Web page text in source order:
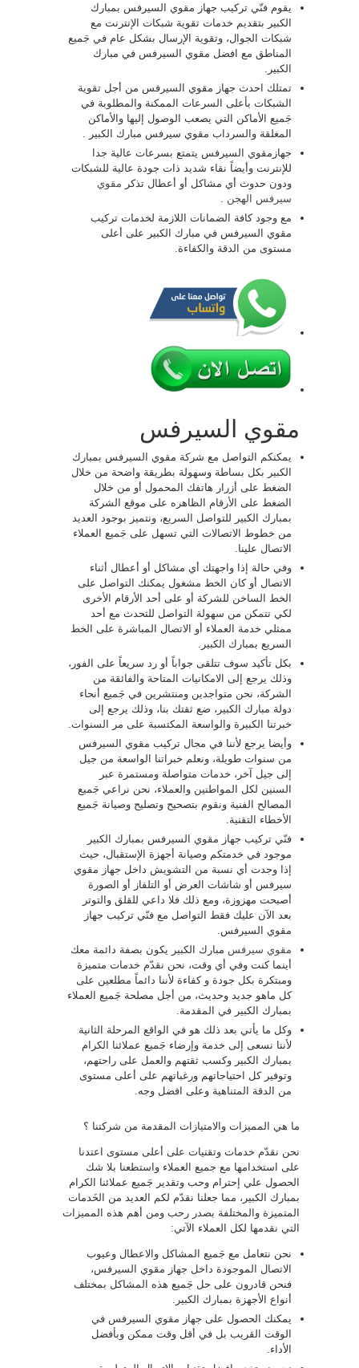
يقوم فنّي تركيب جهاز مقوي السيرفس بمبارك
الكبير بتقديم خدمات تقوية شبكات الإنترنت مع
شبكات الجوال، وتقوية الإرسال بشكل عام في جَميع
المناطق مع افضل مقوي السيرفس في مبارك
الكبير.
تمتلك احدث جهاز مقوي السيرفس من أجل تقوية
الشبكات بأعلى السرعات الممكنة والمطلوبة في
جَميع الأماكن التي يصعب الوصول إليها والأماكن
المغلقة والسرداب مقوي سيرفس مبارك الكبير .
جهازمقوي السيرفس يتمتع بسرعات عالية جدا
للإنترنت وأيضاً نقاء شديد ذات جودة عالية للشبكات
ودون حدوث أي مشاكل أو أعطال تذكر مقوي
سيرفس الهجن
مع وجود كافة الضمانات اللازمة لخدمات تركيب
مقوي السيرفس في مبارك الكبير على أعلى
مستوى من الدقة والكفاءة.
مقوي السيرفس
يمكنكم التواصل مع شركة مقوي السيرفس بمبارك
الكبير بكل بساطة وسهولة بطريقة واضحة من خلال
الضغط على أزرار هاتفك المحمول أو من خلال
الضغط على الأرقام الظاهره على موقع الشركة
بمبارك الكبير للتواصل السريع، ونتميز بوجود العديد
من خطوط الاتصالات التي تسهل على جَميع العملاء
الاتصال علينا.
وفي حالة إذا واجهتك أي مشاكل أو أعطال أثناء
الاتصال أو كان الخط مشغول يمكنك التواصل على
الخط الساخن للشركة أو على أحد الأرقام الأخرى
لكي تتمكن من سهولة التواصل للتحدث مع أحد
ممثلي خدمة العملاء أو الاتصال المباشرة على الخط
السريع بمبارك الكبير.
بكل تأكيد سوف تتلقى جواباً أو رد سريعاً على الفور،
وذلك يرجع إلى الامكانيات المتاحة والفائقة من
الشركة، نحن متواجدين ومنتشرين في جَميع أنحاء
دولة مبارك الكبير، ضع ثقتك بنا، وذلك يرجع إلى
خبرتنا الكبيرة والواسعة المكتسبة على مر السنوات.
وأيضا يرجع لأننا في مجال تركيب مقوي السيرفس
من سنوات طويلة، ونعلم خبراتنا الواسعة من جيل
إلى جيل آخر، خدمات متواصلة ومستمرة عبر
السنين لكل المواطنين والعملاء، نحن نراعي جَميع
المصالح الفنية ونقوم بتصحيح وتصليح وصيانة جَميع
الأخطاء التقنية.
فنّي تركيب جهاز مقوي السيرفس بمبارك الكبير
موجود في خدمتكم وصيانة أجهزة الإستقبال، حيث
إذا وجدت أي نسبة من التشويش داخل جهاز مقوي
سيرفس أو شاشات العرض أو التلفاز أو الصورة
أصبحت مهزوزة، ومع ذلك فلا داعي للقلق والتوتر
بعد الآن عليك فقط التواصل مع فنّي تركيب جهاز
مقوي السيرفس.
مقوي سيرفس مبارك الكبير يكون بصفة دائمة معك
أينما كنت وفي أي وقت، نحن نقدّم خدمات متميزة
ومبتكرة بكل جودة و كفاءة لأننا دائماً مطلعين على
كل ماهو جديد وحديث، من أجل مصلحة جَميع العملاء
بمبارك الكبير في المقدمة.
وكل ما يأتي بعد ذلك هو في الواقع المرحلة الثانية
لأننا نسعى إلى خدمة وإرضاء جَميع عملائنا الكرام
بمبارك الكبير وكسب ثقتهم والعمل على راحتهم،
وتوفير كل احتياجاتهم ورغباتهم على أعلى مستوى
من الدقة المتناهية وعلى افضل وجه.
ما هي المميزات والامتيازات المقدمة من شركتنا ؟
نحن نقدّم خدمات وتقنيات على أعلى مستوى اعتدنا
على استخدامها مع جميع العملاء واستطعنا بلا شك
الحصول علي إحترام وحب وتقدير جَميع عملائنا الكرام
بمبارك الكبير، مما جعلنا نقدّم لكم العديد من الخَدمات
المتميزة والمختلفة بصدر رحب ومن أهم هذه المميزات
التي نقدمها لكل العملاء الآتي:
نحن نتعامل مع جَميع المشاكل والاعطال وعيوب
الاتصال الموجودة داخل جهاز مقوي السيرفس،
فنحن قادرون على حل جَميع هذه المشاكل بمختلف
أنواع الأجهزة بمبارك الكبير.
يمكنك الحصول على جهاز مقوي السيرفس في
الوقت القريب بل في أقل وقت ممكن وبأفضل
الأداء.